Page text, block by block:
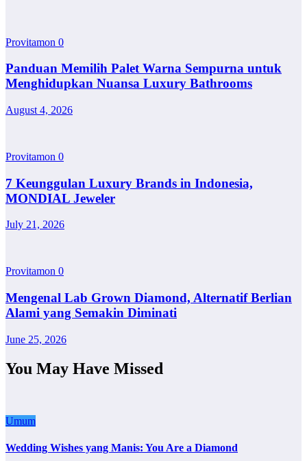
Provitamon 0
Panduan Memilih Palet Warna Sempurna untuk
Menghidupkan Nuansa Luxury Bathrooms
August 4, 2026
Provitamon 0
7 Keunggulan Luxury Brands in Indonesia,
MONDIAL Jeweler
July 21, 2026
Provitamon 0
Mengenal Lab Grown Diamond, Alternatif Berlian
Alami yang Semakin Diminati
June 25, 2026
You May Have Missed
Umum
Wedding Wishes yang Manis: You Are a Diamond